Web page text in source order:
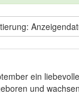
ein liebevolles
und